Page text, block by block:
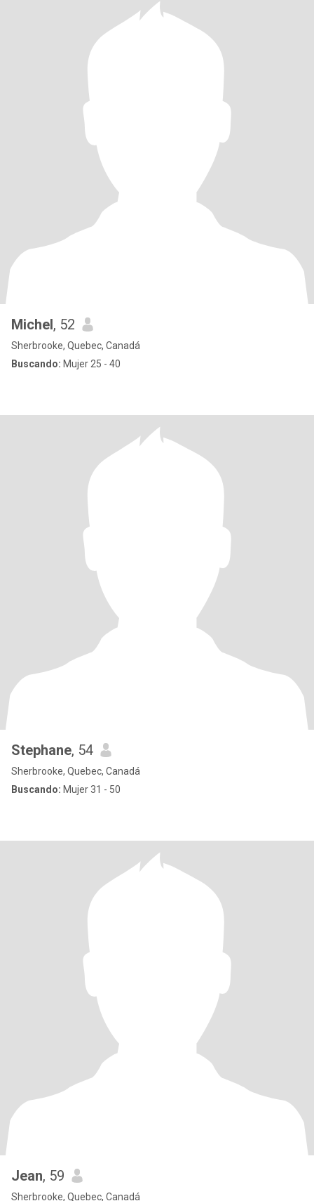
Michel, 52
Sherbrooke, Quebec, Canadá
Buscando: Mujer 25 - 40
Stephane, 54
Sherbrooke, Quebec, Canadá
Buscando: Mujer 31 - 50
Jean, 59
Sherbrooke, Quebec, Canadá